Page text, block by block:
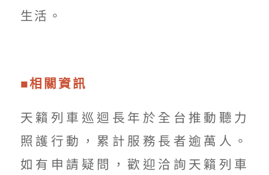
生活。
■相關資訊
天籟列車巡迴長年於全台推動聽力
照護行動，累計服務長者逾萬人。
如有申請疑問，歡迎洽詢天籟列車